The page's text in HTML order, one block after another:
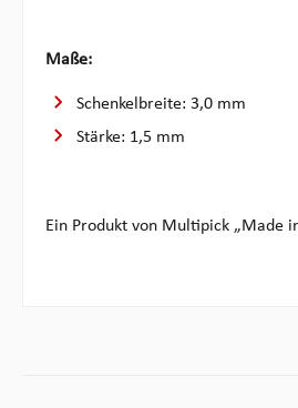
Maße:
Schenkelbreite: 3,0 mm
Stärke: 1,5 mm
Ein Produkt von Multipick „Made